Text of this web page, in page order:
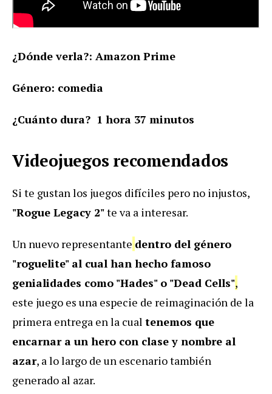
¿Dónde verla?: Amazon Prime
Género: comedia
¿Cuánto dura? 1 hora 37 minutos
Videojuegos recomendados
Si te gustan los juegos difíciles pero no injustos,
"Rogue Legacy 2"te va a interesar.
Un nuevo representante dentro del género
"roguelite" al cual han hecho famoso
genialidades como "Hades" o "Dead Cells",
este juego es una especie de reimaginación de la
primera entrega en la cual tenemos que
encarnar a un hero con clase y nombre al
azar, a lo largo de un escenario también
generado al azar.